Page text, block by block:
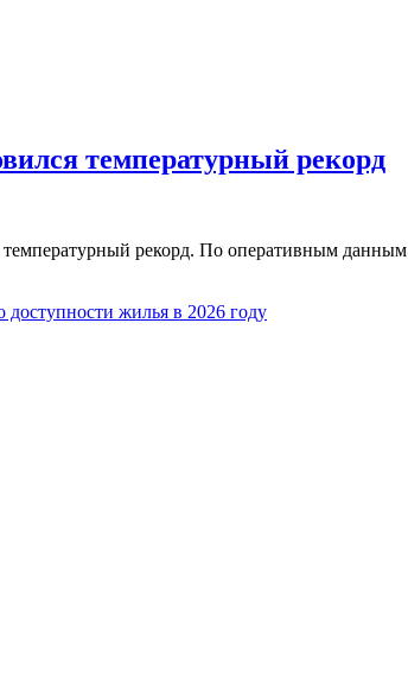
температурный рекорд
рекорд. По оперативным
жилья в 2026 году